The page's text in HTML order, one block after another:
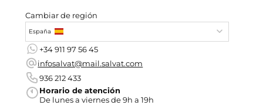
Cambiar de región
España
+34 911 97 56 45
infosalvat@mail.salvat.com
936 212 433
Horario de atención
De lunes a viernes de 9h a 19h